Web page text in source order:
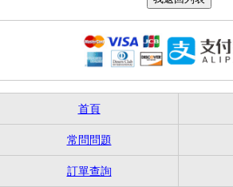
首頁
常問問題
訂單查詢